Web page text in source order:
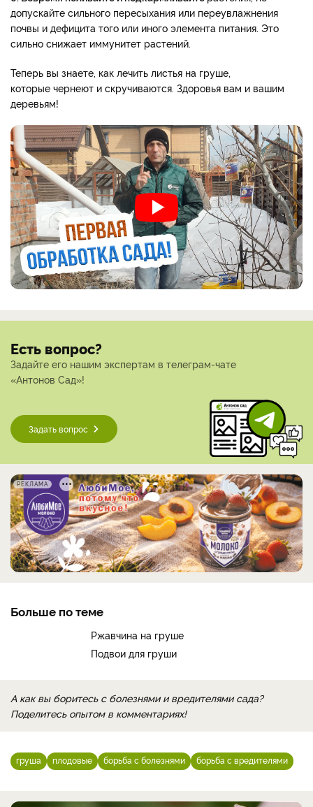
допускайте сильного пересыхания или переувлажнения
почвы и дефицита того или иного элемента питания. Это
сильно снижает иммунитет растений.
Теперь вы знаете, как лечить листья на груше,
которые чернеют и скручиваются. Здоровья вам и вашим
деревьям!
Есть вопрос?
Задайте его нашим экспертам в телеграм-чате
«Антонов Сад»!
Задать вопрос
РЕКЛАМА
Больше по теме
Ржавчина на груше
Подвои для груши
А как вы боритесь с болезнями и вредителями сада?
Поделитесь опытом в комментариях!
груша плодовые борьба с болезнями борьба с вредителями